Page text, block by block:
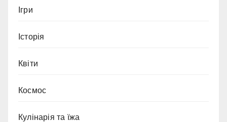
Ігри
Історія
Квіти
Космос
Кулінарія та їжа